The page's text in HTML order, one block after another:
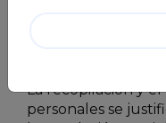
pueden ser
La recopilación y
personales se